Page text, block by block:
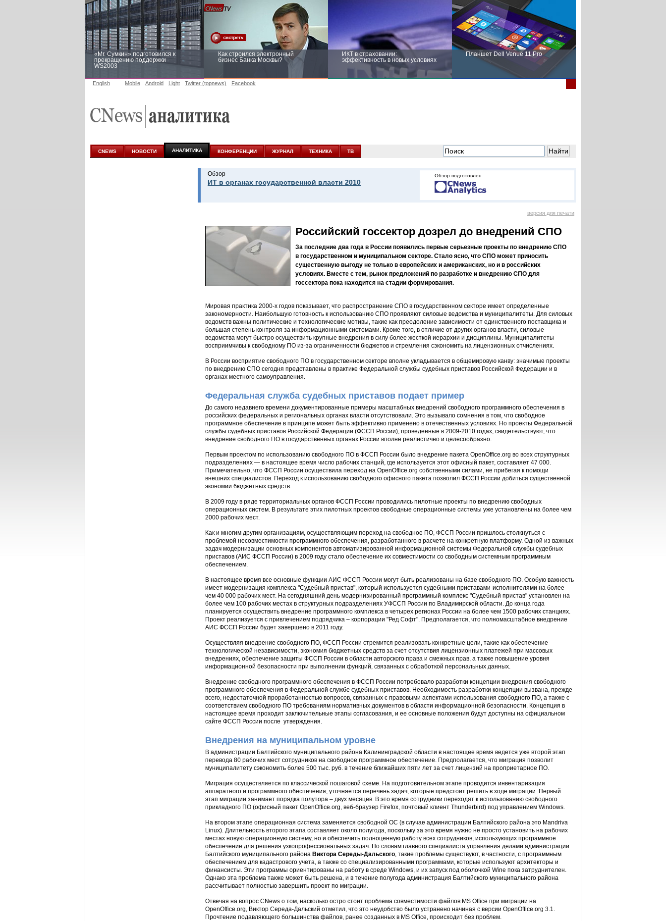
«Mr. Сумкин» подготовился к
прекращению поддержки
WS2003
Как строился электронный
бизнес Банка Москвы?
ИКТ в страховании:
эффективность в новых условиях
Планшет Dell Venue 11 Pro
аналитике
новых условиях
English Mobile Android Light Twitter (topnews) Facebook
CNEWS НОВОСТИ АНАЛИТИКА КОНФЕРЕНЦИИ ЖУРНАЛ ТЕХНИКА ТВ
Обзор
ИТ в органах государственной власти 2010
Обзор подготовлен
версия для печати
Российский госсектор дозрел до внедрений СПО
За последние два года в России появились первые серьезные проекты по внедрению СПО
в государственном и муниципальном секторе. Стало ясно, что СПО может приносить
существенную выгоду не только в европейских и американских, но и в российских
условиях. Вместе с тем, рынок предложений по разработке и внедрению СПО для
госсектора пока находится на стадии формирования.
Мировая практика 2000-х годов показывает, что распространение СПО в государственном секторе имеет определенные
закономерности. Наибольшую готовность к использованию СПО проявляют силовые ведомства и муниципалитеты. Для силовых
ведомств важны политические и технологические мотивы, такие как преодоление зависимости от единственного поставщика и
большая степень контроля за информационными системами. Кроме того, в отличие от других органов власти, силовые
ведомства могут быстро осуществить крупные внедрения в силу более жесткой иерархии и дисциплины. Муниципалитеты
восприимчивы к свободному ПО из-за ограниченности бюджетов и стремления сэкономить на лицензионных отчислениях.
В России восприятие свободного ПО в государственном секторе вполне укладывается в общемировую канву: значимые проекты
по внедрению СПО сегодня представлены в практике Федеральной службы судебных приставов Российской Федерации и в
органах местного самоуправления.
Федеральная служба судебных приставов подает пример
До самого недавнего времени документированные примеры масштабных внедрений свободного программного обеспечения в
российских федеральных и региональных органах власти отсутствовали. Это вызывало сомнения в том, что свободное
программное обеспечение в принципе может быть эффективно применено в отечественных условиях. Но проекты Федеральной
службы судебных приставов Российской Федерации (ФССП России), проведенные в 2009-2010 годах, свидетельствуют, что
внедрение свободного ПО в государственных органах России вполне реалистично и целесообразно.
Первым проектом по использованию свободного ПО в ФССП России было внедрение пакета OpenOffice.org во всех структурных
подразделениях — в настоящее время число рабочих станций, где используется этот офисный пакет, составляет 47 000.
Примечательно, что ФССП России осуществила переход на OpenOffice.org собственными силами, не прибегая к помощи
внешних специалистов. Переход к использованию свободного офисного пакета позволил ФССП России добиться существенной
экономии бюджетных средств.
В 2009 году в ряде территориальных органов ФССП России проводились пилотные проекты по внедрению свободных
операционных систем. В результате этих пилотных проектов свободные операционные системы уже установлены на более чем
2000 рабочих мест.
Как и многим другим организациям, осуществляющим переход на свободное ПО, ФССП России пришлось столкнуться с
проблемой несовместимости программного обеспечения, разработанного в расчете на конкретную платформу. Одной из важных
задач модернизации основных компонентов автоматизированной информационной системы Федеральной службы судебных
приставов (АИС ФССП России) в 2009 году стало обеспечение их совместимости со свободным системным программным
обеспечением.
В настоящее время все основные функции АИС ФССП России могут быть реализованы на базе свободного ПО. Особую важность
имеет модернизация комплекса "Судебный пристав", который используется судебными приставами-исполнителями на более
чем 40 000 рабочих мест. На сегодняшний день модернизированный программный комплекс "Судебный пристав" установлен на
более чем 100 рабочих местах в структурных подразделениях УФССП России по Владимирской области. До конца года
планируется осуществить внедрение программного комплекса в четырех регионах России на более чем 1500 рабочих станциях.
Проект реализуется с привлечением подрядчика – корпорации "Ред Софт". Предполагается, что полномасштабное внедрение
АИС ФССП России будет завершено в 2011 году.
Осуществляя внедрение свободного ПО, ФССП России стремится реализовать конкретные цели, такие как обеспечение
технологической независимости, экономия бюджетных средств за счет отсутствия лицензионных платежей при массовых
внедрениях, обеспечение защиты ФССП России в области авторского права и смежных прав, а также повышение уровня
информационной безопасности при выполнении функций, связанных с обработкой персональных данных.
Внедрение свободного программного обеспечения в ФССП России потребовало разработки концепции внедрения свободного
программного обеспечения в Федеральной службе судебных приставов. Необходимость разработки концепции вызвана, прежде
всего, недостаточной проработанностью вопросов, связанных с правовыми аспектами использования свободного ПО, а также с
соответствием свободного ПО требованиям нормативных документов в области информационной безопасности. Концепция в
настоящее время проходит заключительные этапы согласования, и ее основные положения будут доступны на официальном
сайте ФССП России после утверждения.
Внедрения на муниципальном уровне
В администрации Балтийского муниципального района Калининградской области в настоящее время ведется уже второй этап
перевода 80 рабочих мест сотрудников на свободное программное обеспечение. Предполагается, что миграция позволит
муниципалитету сэкономить более 500 тыс. руб. в течение ближайших пяти лет за счет лицензий на проприетарное ПО.
Миграция осуществляется по классической пошаговой схеме. На подготовительном этапе проводится инвентаризация
аппаратного и программного обеспечения, уточняется перечень задач, которые предстоит решить в ходе миграции. Первый
этап миграции занимает порядка полутора – двух месяцев. В это время сотрудники переходят к использованию свободного
прикладного ПО (офисный пакет OpenOffice.org, веб-браузер Firefox, почтовый клиент Thunderbird) под управлением Windows.
На втором этапе операционная система заменяется свободной ОС (в случае администрации Балтийского района это Mandriva
Linux). Длительность второго этапа составляет около полугода, поскольку за это время нужно не просто установить на рабочих
местах новую операционную систему, но и обеспечить полноценную работу всех сотрудников, использующих программное
обеспечение для решения узкопрофессиональных задач. По словам главного специалиста управления делами администрации
Балтийского муниципального района Виктора Середы-Дальского, такие проблемы существуют, в частности, с программным
обеспечением для кадастрового учета, а также со специализированными программами, которые используют архитекторы и
финансисты. Эти программы ориентированы на работу в среде Windows, и их запуск под оболочкой Wine пока затруднителен.
Однако эта проблема также может быть решена, и в течение полугода администрация Балтийского муниципального района
рассчитывает полностью завершить проект по миграции.
Отвечая на вопрос CNews о том, насколько остро стоит проблема совместимости файлов MS Office при миграции на
OpenOffice.org, Виктор Середа-Дальский отметил, что это неудобство было устранено начиная с версии OpenOffice.org 3.1.
Прочтение подавляющего большинства файлов, ранее созданных в MS Office, происходит без проблем.